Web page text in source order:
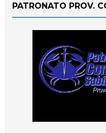
PATRONATO PROV.